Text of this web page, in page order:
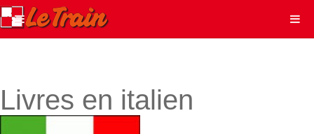
Livres en italien